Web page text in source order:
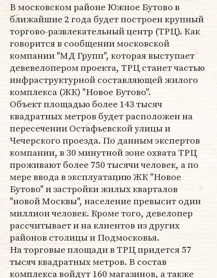
В московском районе Южное Бутово в
ближайшие 2 года будет построен крупный
торгово-развлекательный центр (ТРЦ). Как
говорится в сообщении московской
компании "МД Групп", которая выступает
девевелопером проекта, ТРЦ станет частью
инфраструктурной составляющей жилого
комплекса (ЖК) "Новое Бутово".
Объект площадью более 143 тысяч
квадратных метров будет расположен на
пересечении Остафьевской улицы и
Чечерского проезда. По данным экспертов
компании, в 30 минутной зоне охвата ТРЦ
проживают более 750 тысячи человек, а по
мере ввода в эксплуатацию ЖК "Новое
Бутово" и застройки жилых кварталов
"новой Москвы", население превысит один
миллион человек. Кроме того, девелопер
рассчитывает и на клиентов из других
районов столицы и Подмосковья.
На торговые площади в ТРЦ придется 57
тысяч квадратных метров. В состав
комплекса войдут 160 магазинов, а также